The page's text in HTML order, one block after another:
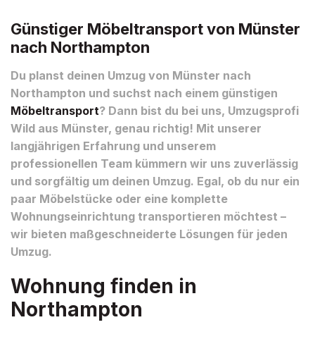
Günstiger Möbeltransport von Münster
nach Northampton
Du planst deinen Umzug von Münster nach
Northampton und suchst nach einem günstigen
Möbeltransport? Dann bist du bei uns, Umzugsprofi
Wild aus Münster, genau richtig! Mit unserer
langjährigen Erfahrung und unserem
professionellen Team kümmern wir uns zuverlässig
und sorgfältig um deinen Umzug. Egal, ob du nur ein
paar Möbelstücke oder eine komplette
Wohnungseinrichtung transportieren möchtest –
wir bieten maßgeschneiderte Lösungen für jeden
Umzug.
Wohnung finden in
Northampton